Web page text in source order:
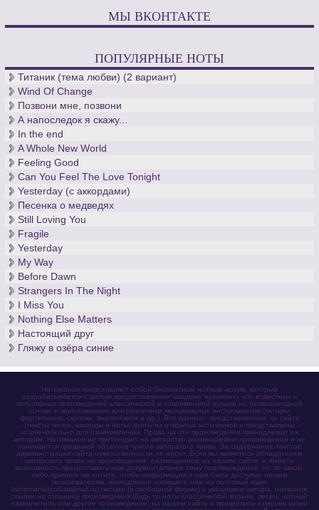
МЫ ВКОНТАКТЕ
ПОПУЛЯРНЫЕ НОТЫ
Титаник (тема любви) (2 вариант)
Wind Of Change
Позвони мне, позвони
А напоследок я скажу...
In the end
A Whole New World
Feeling Good
Can You Feel The Love Tonight
Yesterday (с аккордами)
Песенка о медведях
Still Loving You
Fragile
Yesterday
My Way
Before Dawn
Strangers In The Night
I Miss You
Nothing Else Matters
Настоящий друг
Гляжу в озёра синие
Нотомания представляет собой бесплатный нотный архив, который
разрабатывается с целью предоставления каждому музыканту нот известных и
популярных произведений классической и современной музыки на безвозмездной
основе в переложениях для различных музыкальных инструментов (гитары,
фортепиано, скрипки, виолончели и др.). Все данные, представленные на сайте
(тексты песен, аккорды и ноты) взяты из открытых источников и представлены
исключительно для ознакомления. Права на эти произведения принадлежат их
авторам. Нотомания не претендует на авторство размещаемых произведений и не
занимается продажей объектов чужого авторского права. За содержание текстов
администрация сайта ответственности не несет. Если вы являетесь обладателем
авторского права на произведение, размещенное на нашем сайте, и имеете
возможность предоставить нам документальное тому подтверждение, но по какой-
либо причине не хотите, чтобы информация о нём была доступна нашим
пользователям, немедленно напишите нам на почтовый ящик
(notomania[собака]mail.ru) письмо (в свободной форме) с указанием автора, названия,
ссылки на страницу произведения (будь то ноты классической музыки, песен, нотный
самоучитель или другое произведение) на нашем сайте и прикрепите к письму копии